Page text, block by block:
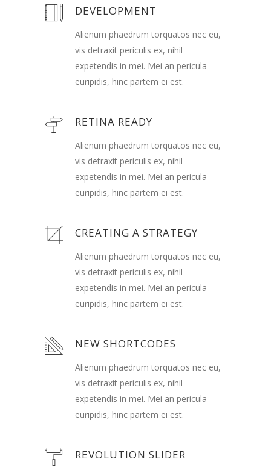
DEVELOPMENT
Alienum phaedrum torquatos nec eu,
vis detraxit periculis ex, nihil
expetendis in mei. Mei an pericula
euripidis, hinc partem ei est.
RETINA READY
Alienum phaedrum torquatos nec eu,
vis detraxit periculis ex, nihil
expetendis in mei. Mei an pericula
euripidis, hinc partem ei est.
CREATING A STRATEGY
Alienum phaedrum torquatos nec eu,
vis detraxit periculis ex, nihil
expetendis in mei. Mei an pericula
euripidis, hinc partem ei est.
NEW SHORTCODES
Alienum phaedrum torquatos nec eu,
vis detraxit periculis ex, nihil
expetendis in mei. Mei an pericula
euripidis, hinc partem ei est.
REVOLUTION SLIDER